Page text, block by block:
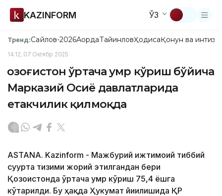
KAZINFORM ЎЗ
Тренд:Сайлов-2026АқордаТайинловҲодисаҚонун ва
14:12, 07 Октябр 2025
Қозоғистон ўртача умр кўриш бўйича
Марказий Осиё давлатларида
етакчилик қилмоқда
ASTANA. Kazinform - Мажбурий ижтимоий тиббий
суғурта тизими жорий этилгандан бери
Қозоғистонда ўртача умр кўриш 75,4 ёшга
кўтарилди. Бу ҳақда Ҳукумат йиғилишида ҚР